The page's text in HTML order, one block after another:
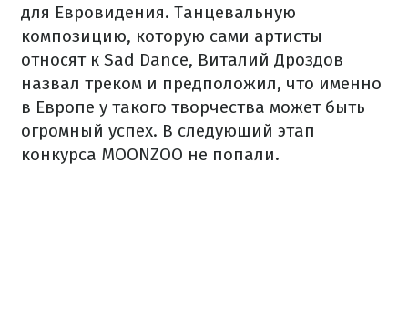
для Евровидения. Танцевальную
композицию, которую сами артисты
относят к Sad Dance, Виталий Дроздов
назвал треком и предположил, что именно
в Европе у такого творчества может быть
огромный успех. В следующий этап
конкурса MOONZOO не попали.